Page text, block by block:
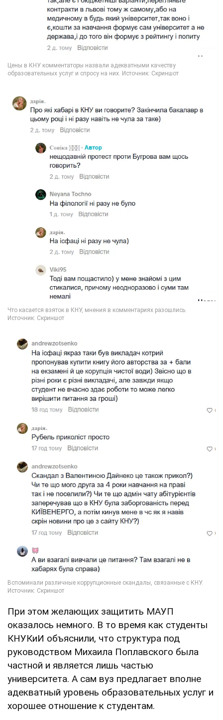
При этом желающих защитить МАУП
оказалось немного. В то время как студенты
КНУКиИ объяснили, что структура под
руководством Михаила Поплавского была
частной и является лишь частью
университета. А сам вуз предлагает вполне
адекватный уровень образовательных услуг и
хорошее отношение к студентам.